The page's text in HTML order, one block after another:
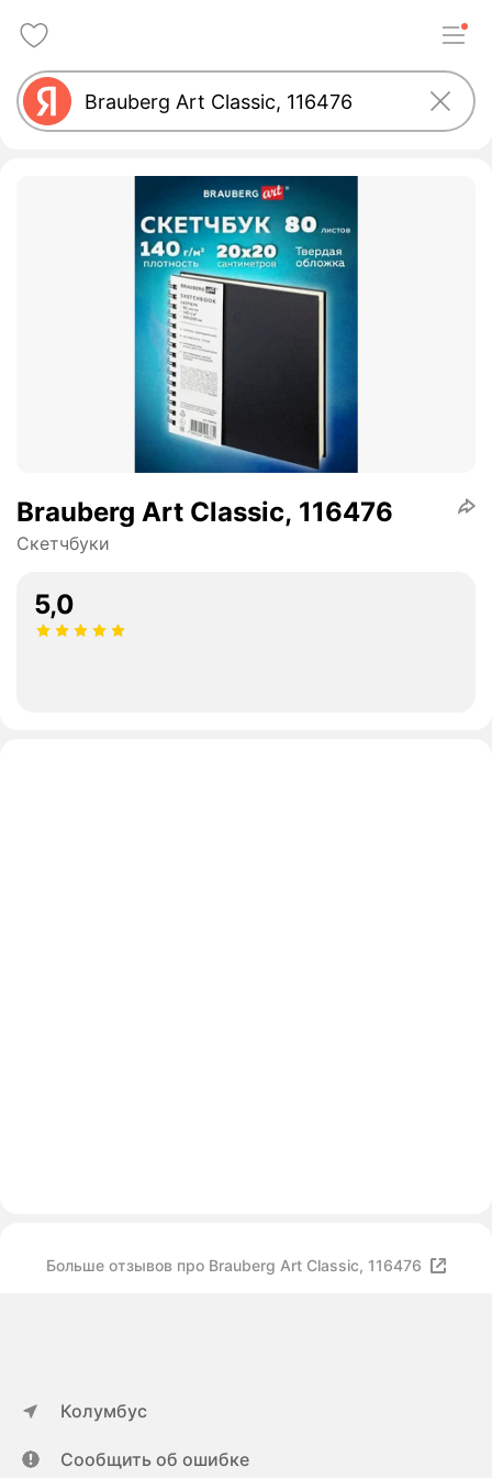
Brauberg Art Classic, 116476
Скетчбуки
5,0
Больше отзывов про Brauberg Art Classic, 116476
Колумбус
Сообщить об ошибке